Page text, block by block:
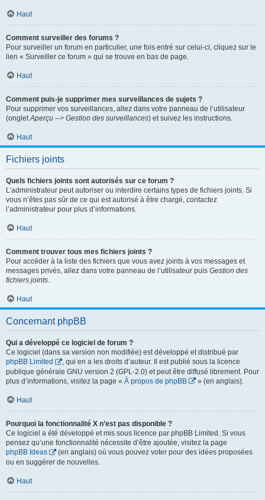
Haut
Comment surveiller des forums ?
Pour surveiller un forum en particulier, une fois entré sur celui-ci, cliquez sur le
lien « Surveiller ce forum » qui se trouve en bas de page.
Haut
Comment puis-je supprimer mes surveillances de sujets ?
Pour supprimer vos surveillances, allez dans votre panneau de l’utilisateur
(ongletAperçu --> Gestion des surveillances) et suivez les instructions.
Haut
Fichiers joints
Quels fichiers joints sont autorisés sur ce forum ?
L’administrateur peut autoriser ou interdire certains types de fichiers joints. Si
vous n’êtes pas sûr de ce qui est autorisé à être chargé, contactez
l’administrateur pour plus d’informations.
Haut
Comment trouver tous mes fichiers joints ?
Pour accéder à la liste des fichiers que vous avez joints à vos messages et
messages privés, allez dans votre panneau de l’utilisateur puis Gestion des
fichiers joints.
Haut
Concernant phpBB
Qui a développé ce logiciel de forum ?
Ce logiciel (dans sa version non modifiée) est développé et distribué par
phpBB Limited
, qui en a les droits d’auteur. Il est publié sous la licence
publique générale GNU version 2 (GPL-2.0) et peut être diffusé librement. Pour
plus d’informations, visitez la page « À propos de phpBB » (en anglais).
Haut
Pourquoi la fonctionnalité X n’est pas disponible ?
Ce logiciel a été développé et mis sous licence par phpBB Limited. Si vous
pensez qu’une fonctionnalité nécessite d’être ajoutée, visitez la page
phpBB Ideas
(en anglais) où vous pouvez voter pour des idées proposées
ou en suggérer de nouvelles.
Haut